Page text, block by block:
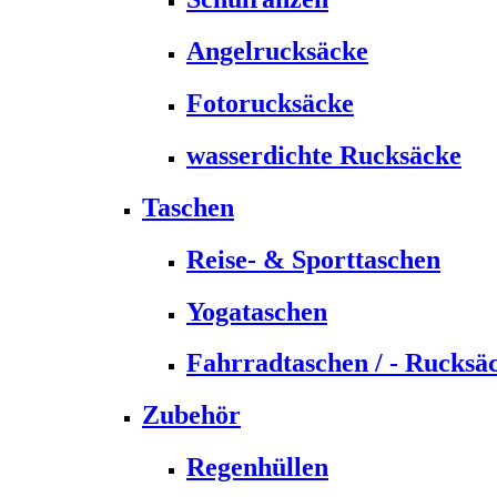
Angelrucksäcke
Fotorucksäcke
wasserdichte Rucksäcke
Taschen
Reise- & Sporttaschen
Yogataschen
Fahrradtaschen / -
Zubehör
Regenhüllen